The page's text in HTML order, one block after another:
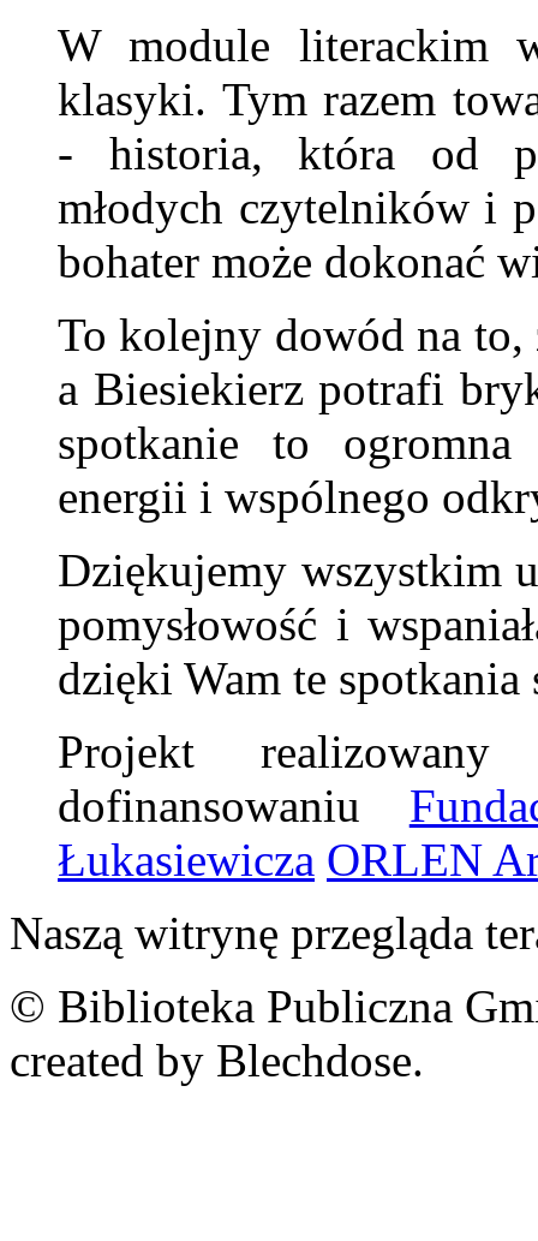
W module literackim
klasyki. Tym razem
- historia, która od
młodych czytelników i
bohater może dokonać
To kolejny dowód na
a Biesiekierz potrafi
spotkanie to
energii i wspólnego
Dziękujemy wszystkim
pomysłowość i
dzięki Wam te
Projekt
dofinansowaniu
Łukasiewicza ORLEN
Naszą witrynę przegląda
© Biblioteka Publiczna
created by Blechdose.